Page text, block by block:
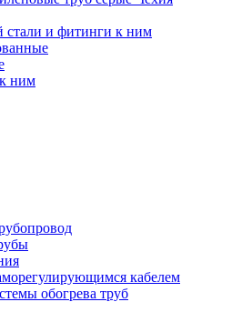
стали и фитинги к ним
ним
кабелем
обогрева труб